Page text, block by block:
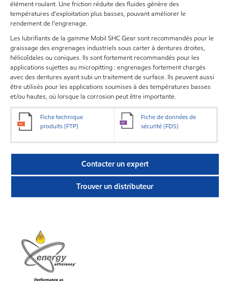
élément roulant. Une friction réduite des fluides génère des
températures d'exploitation plus basses, pouvant améliorer le
rendement de l'engrenage.
Les lubrifiants de la gamme Mobil SHC Gear sont recommandés pour le
graissage des engrenages industriels sous carter à dentures droites,
hélicoïdales ou coniques. Ils sont fortement recommandés pour les
applications sujettes au micropitting : engrenages fortement chargés
avec des dentures ayant subi un traitement de surface. Ils peuvent aussi
être utilisés pour les applications soumises à des températures basses
et/ou hautes, où lorsque la corrosion peut être importante.
Fiche technique
produits (FTP)
Fiche de données de
sécurité (FDS)
Contacter un expert
Trouver un distributeur